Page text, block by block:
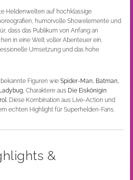
Heldenwelten auf hochklassige
humorvolle Showelemente und
dass das Publikum von Anfang an
in eine Welt voller Abenteuer ein,
Umsetzung und das hohe
Figuren wieSpider-Man, Batman,
, Charaktere aus Die Eiskönigin
. Diese Kombination aus Live-Action und
echten Highlight für Superhelden-Fans.
&